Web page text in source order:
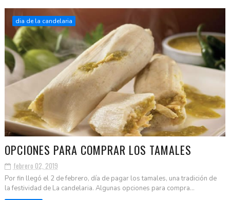
dia de la candelaria
OPCIONES PARA COMPRAR LOS TAMALES
febrero 02, 2019
Por fin llegó el 2 de febrero, día de pagar los tamales, una tradición de
la festividad de La candelaria. Algunas opciones para compra...